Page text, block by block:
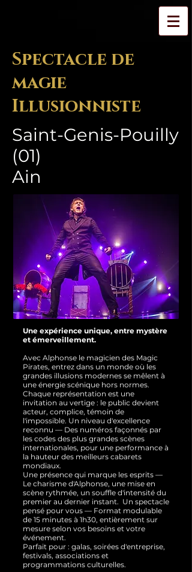
Spectacle de
magie
Illusionniste
Saint-Genis-Pouilly
(01)
Ain
Une expérience unique, entre mystère
et émerveillement.
Avec Alphonse le magicien des Magic
Pirates, entrez dans un monde où les
grandes illusions modernes se mêlent à
une énergie scénique hors normes.
Chaque représentation est une
invitation au vertige : le public devient
acteur, complice, témoin de
l'impossible. Un niveau d'excellence
reconnu — Des numéros façonnés par
les codes des plus grandes scènes
internationales, pour une performance à
la hauteur des meilleurs cabarets
mondiaux.
Une présence qui marque les esprits —
Le charisme d'Alphonse, une mise en
scène rythmée, un souffle d'intensité du
premier au dernier instant. Un spectacle
pensé pour vous — Format modulable
de 15 minutes à 1h30, entièrement sur
mesure selon vos besoins et votre
événement.
Parfait pour : galas, soirées d'entreprise,
festivals, associations et
programmations culturelles.